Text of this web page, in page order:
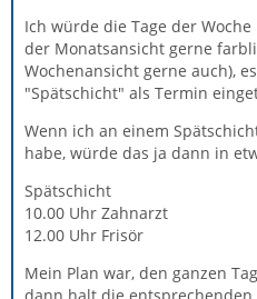
Ich würde die Tage der
der Monatsansicht gerne
Wochenansicht gerne auch),
"Spätschicht" als Termin
Wenn ich an einem
habe, würde das ja dann in
Spätschicht
10.00 Uhr Zahnarzt
12.00 Uhr Frisör
Mein Plan war, den ganzen